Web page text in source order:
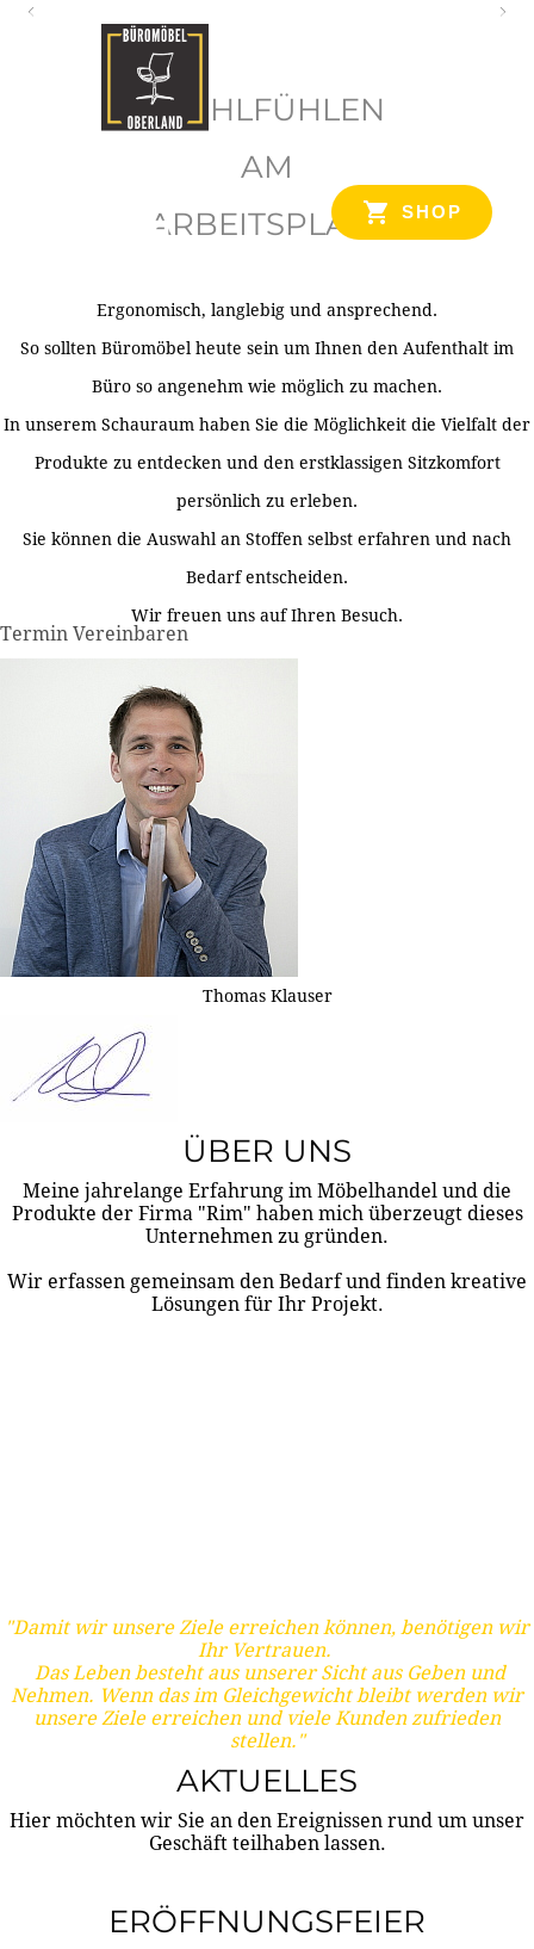
SHOP
WOHLFÜHLEN
AM
ARBEITSPLATZ
Ergonomisch, langlebig und ansprechend.
So sollten Büromöbel heute sein um Ihnen den Aufenthalt im
Büro so angenehm wie möglich zu machen.
In unserem Schauraum haben Sie die Möglichkeit die Vielfalt der
Produkte zu entdecken und den erstklassigen Sitzkomfort
persönlich zu erleben.
Sie können die Auswahl an Stoffen selbst erfahren und nach
Bedarf entscheiden.
Wir freuen uns auf Ihren Besuch.
Termin Vereinbaren
Thomas Klauser
ÜBER UNS
Meine jahrelange Erfahrung im Möbelhandel und die
Produkte der Firma "Rim" haben mich überzeugt dieses
Unternehmen zu gründen.
Wir erfassen gemeinsam den Bedarf und finden kreative
Lösungen für Ihr Projekt.
"Damit wir unsere Ziele erreichen können, benötigen wir
Ihr Vertrauen.
Das Leben besteht aus unserer Sicht aus Geben und
Nehmen. Wenn das im Gleichgewicht bleibt werden wir
unsere Ziele erreichen und viele Kunden zufrieden
stellen."
AKTUELLES
Hier möchten wir Sie an den Ereignissen rund um unser
Geschäft teilhaben lassen.
ERÖFFNUNGSFEIER